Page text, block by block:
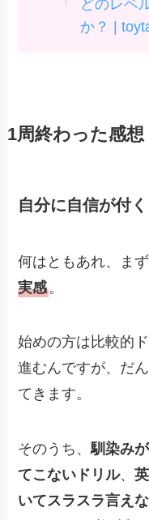
どのレベ
か？ |
1周終わった感想
自分に自信が付く
何はともあれ、ま
実感。
始めの方は比較的
進むんですが、だ
てきます。
そのうち、馴染み
てこないドリル、
いてスラスラ言え